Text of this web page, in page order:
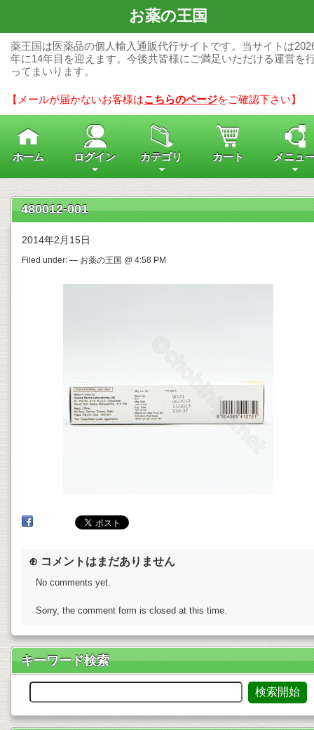
お薬の王国
薬王国は医薬品の個人輸入通販代行サイトです。当サイトは
年に14年目を迎えます。今後共皆様にご満足いただける運営を
ってまいります。
【メールが届かないお客様はこちらのページをご確認下さい】
ホーム ログイン カテゴリ カート メニュ
480012-001
2014年2月15日
Filed under: — お薬の王国 @ 4:58 PM
⊕ コメントはまだありません
No comments yet.
Sorry, the comment form is closed at this time.
キーワード検索